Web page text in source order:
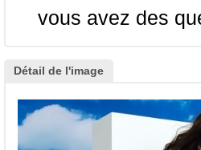
vous avez des
Détail de l'image